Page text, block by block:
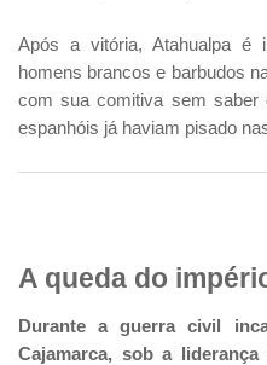
Após a vitória, Atahualpa é
homens brancos e barbudos
com sua comitiva sem saber
espanhóis já haviam pisado
A queda do
Durante a guerra civil
Cajamarca, sob a